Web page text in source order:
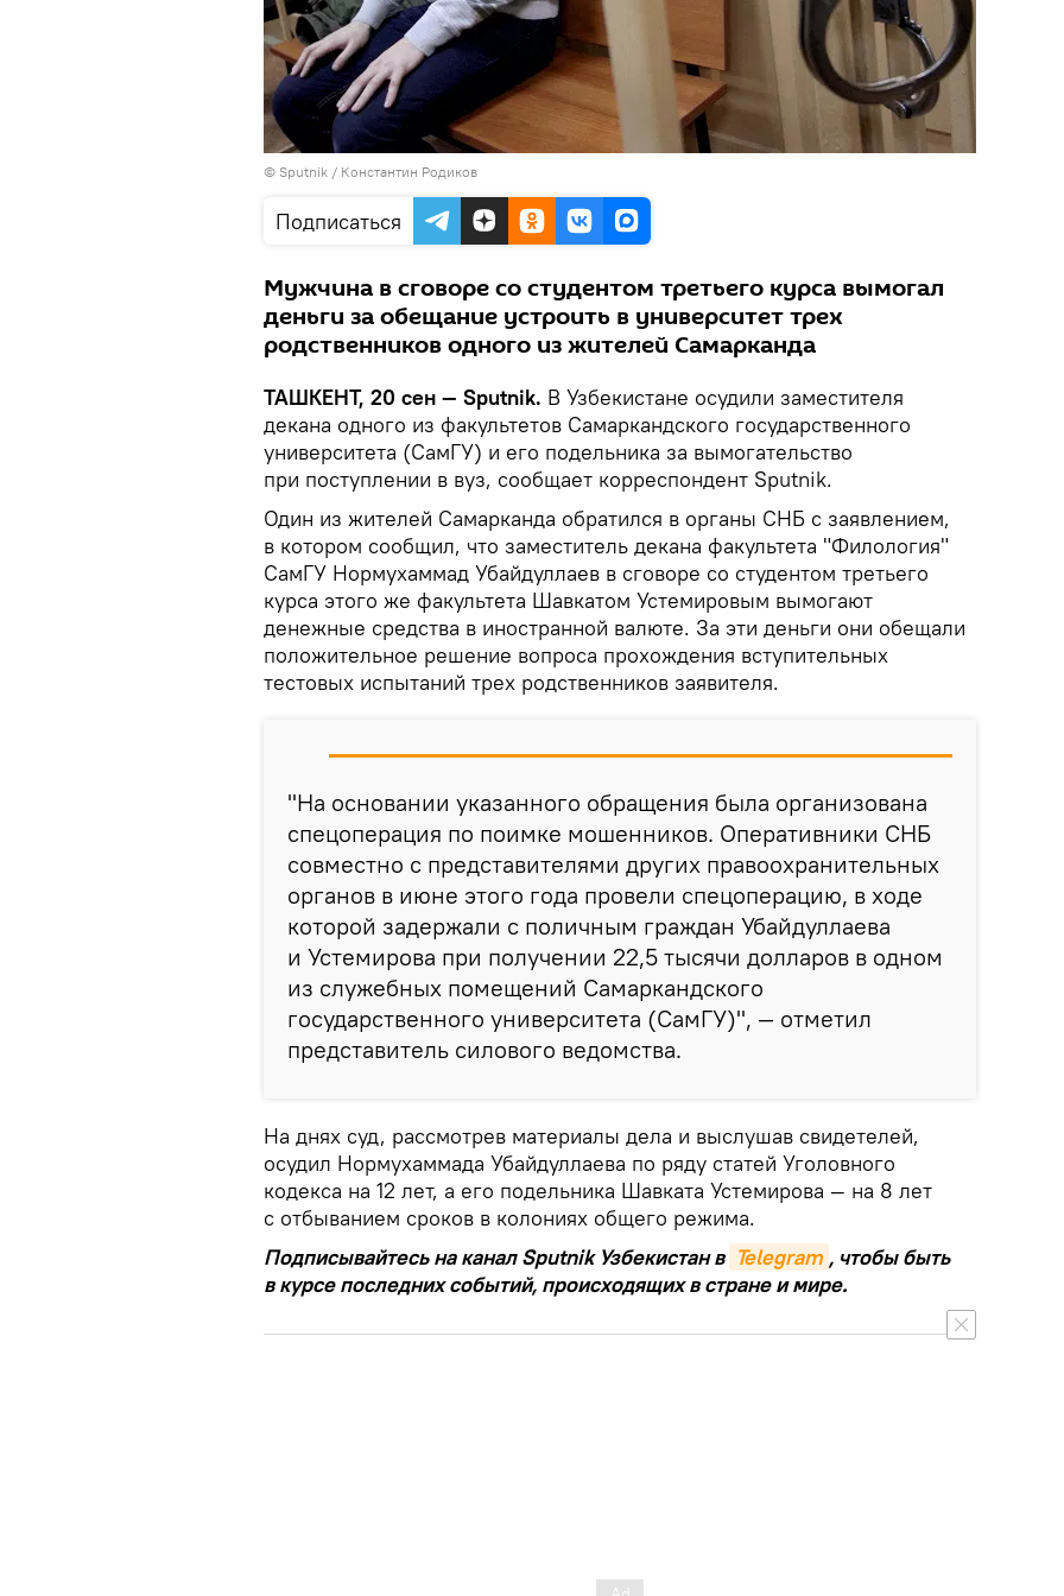
© Sputnik / Константин Родиков
Подписаться
Мужчина в сговоре со студентом третьего курса вымогал
деньги за обещание устроить в университет трех
родственников одного из жителей Самарканда
ТАШКЕНТ, 20 сен — Sputnik. В Узбекистане осудили заместителя
декана одного из факультетов Самаркандского государственного
университета (СамГУ) и его подельника за вымогательство
при поступлении в вуз, сообщает корреспондент Sputnik.
Один из жителей Самарканда обратился в органы СНБ с заявлением,
в котором сообщил, что заместитель декана факультета "Филология"
СамГУ Нормухаммад Убайдуллаев в сговоре со студентом третьего
курса этого же факультета Шавкатом Устемировым вымогают
денежные средства в иностранной валюте. За эти деньги они обещали
положительное решение вопроса прохождения вступительных
тестовых испытаний трех родственников заявителя.
"На основании указанного обращения была организована
спецоперация по поимке мошенников. Оперативники СНБ
совместно с представителями других правоохранительных
органов в июне этого года провели спецоперацию, в ходе
которой задержали с поличным граждан Убайдуллаева
и Устемирова при получении 22,5 тысячи долларов в одном
из служебных помещений Самаркандского
государственного университета (СамГУ)", — отметил
представитель силового ведомства.
На днях суд, рассмотрев материалы дела и выслушав свидетелей,
осудил Нормухаммада Убайдуллаева по ряду статей Уголовного
кодекса на 12 лет, а его подельника Шавката Устемирова — на 8 лет
с отбыванием сроков в колониях общего режима.
Подписывайтесь на канал Sputnik Узбекистан в Telegram , чтобы быть
в курсе последних событий, происходящих в стране и мире.